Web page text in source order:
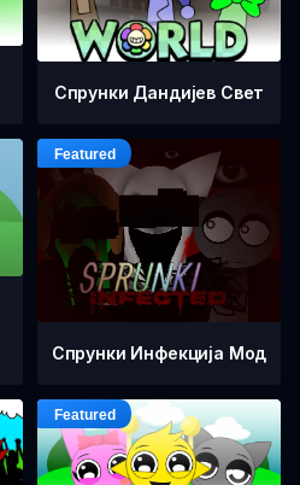
Спрунки Дандијев Свет
Спрунки Инфекција Мод